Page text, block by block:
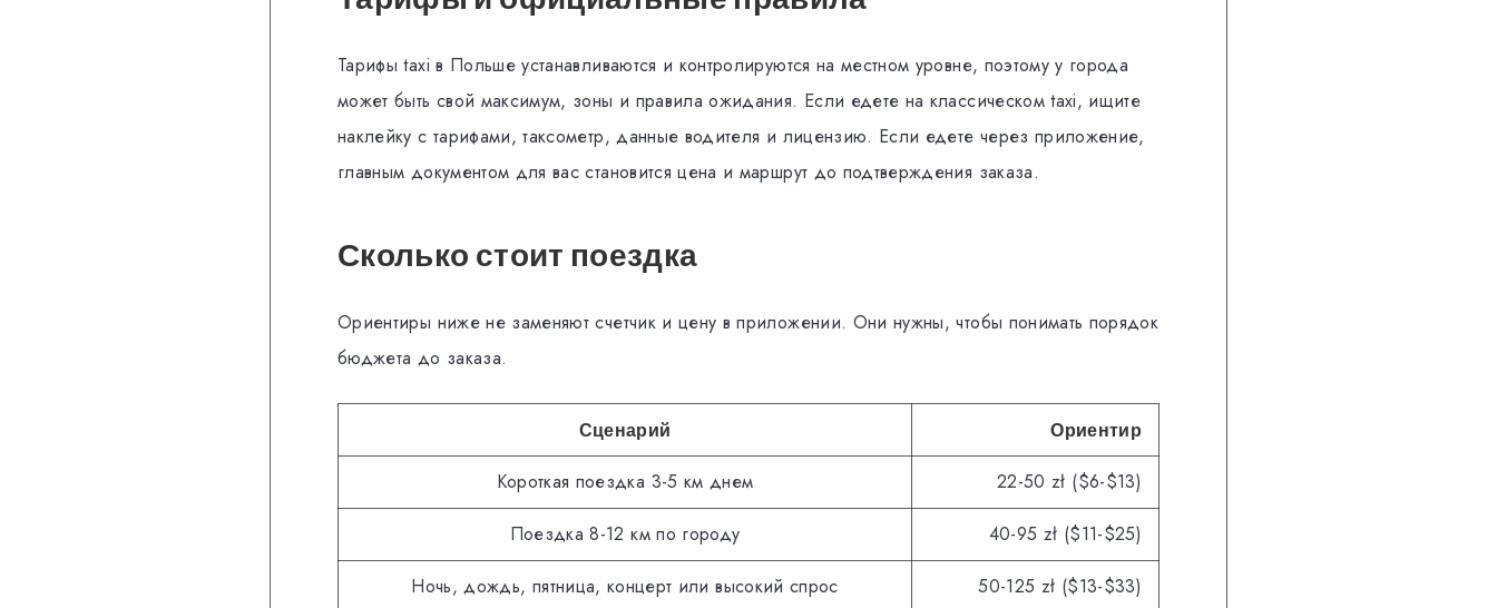
Тарифы taxi в Польше устанавливаются и контролируются на местном уровне, поэтому у города
может быть свой максимум, зоны и правила ожидания. Если едете на классическом taxi, ищите
наклейку с тарифами, таксометр, данные водителя и лицензию. Если едете через приложение,
главным документом для вас становится цена и маршрут до подтверждения заказа.
Сколько стоит поездка
Ориентиры ниже не заменяют счетчик и цену в приложении. Они нужны, чтобы понимать порядок
бюджета до заказа.
Сценарий Ориентир
Короткая поездка 3-5 км днем 22-50 zł ($6-$13)
Поездка 8-12 км по городу 40-95 zł ($11-$25)
Ночь, дождь, пятница, концерт или высокий спрос 50-125 zł ($13-$33)